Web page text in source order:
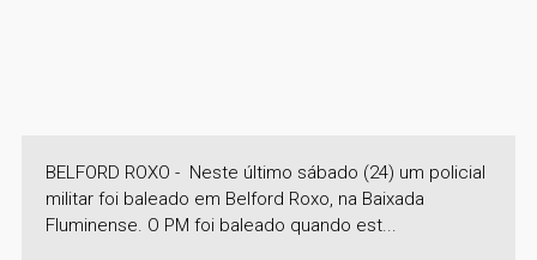
BELFORD ROXO - Neste último sábado (24) um policial
militar foi baleado em Belford Roxo, na Baixada
Fluminense. O PM foi baleado quando est...